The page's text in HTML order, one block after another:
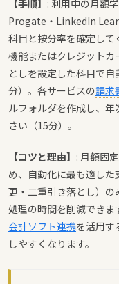
【手順】 : 利用中の月額
Progate・LinkedIn
科目と按分率を確定し
機能またはクレジット
としを設定した科目で
分）。各サービスの請求
ルフォルダを作成し、
さい（15分）。
【コツと理由】 : 月額固
め、自動化に最も適し
更・二重引き落とし）
処理の時間を削減できま
会計ソフト連携を活用す
しやすくなります。